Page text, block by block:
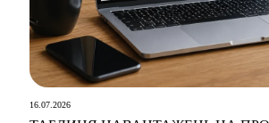
16.07.2026